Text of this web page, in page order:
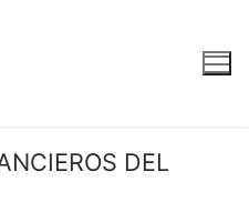
DEL